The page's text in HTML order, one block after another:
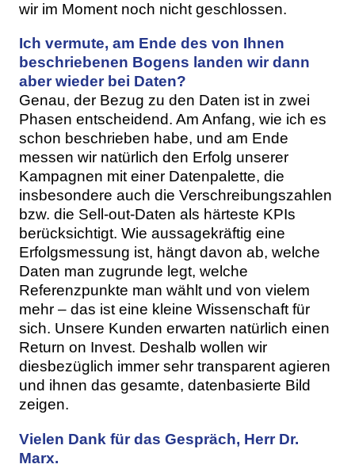
wir im Moment noch nicht geschlossen.
Ich vermute, am Ende des von Ihnen
beschriebenen Bogens landen wir dann
aber wieder bei Daten?
Genau, der Bezug zu den Daten ist in zwei
Phasen entscheidend. Am Anfang, wie ich es
schon beschrieben habe, und am Ende
messen wir natürlich den Erfolg unserer
Kampagnen mit einer Datenpalette, die
insbesondere auch die Verschreibungszahlen
bzw. die Sell-out-Daten als härteste KPIs
berücksichtigt. Wie aussagekräftig eine
Erfolgsmessung ist, hängt davon ab, welche
Daten man zugrunde legt, welche
Referenzpunkte man wählt und von vielem
mehr – das ist eine kleine Wissenschaft für
sich. Unsere Kunden erwarten natürlich einen
Return on Invest. Deshalb wollen wir
diesbezüglich immer sehr transparent agieren
und ihnen das gesamte, datenbasierte Bild
zeigen.
Vielen Dank für das Gespräch, Herr Dr.
Marx.